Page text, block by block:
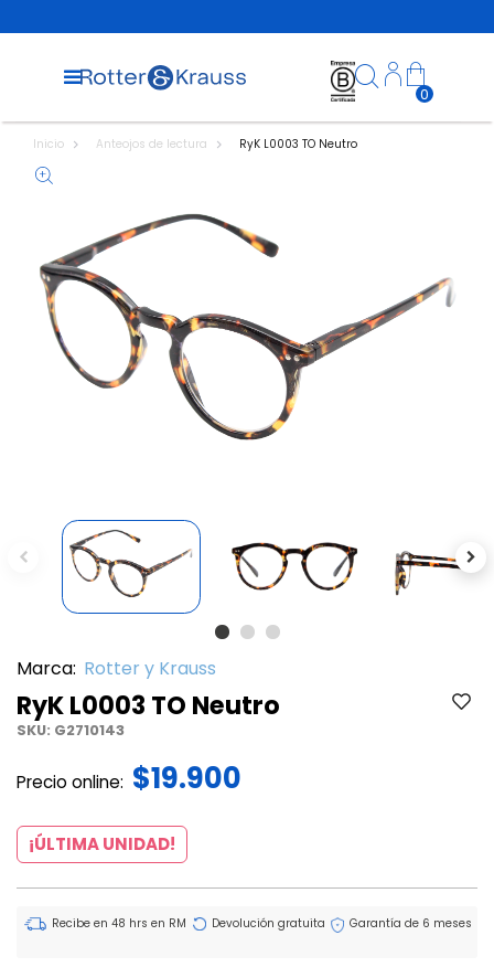
0
Inicio Anteojos de lectura RyK L0003 TO Neutro
Previous
Marca: Rotter y Krauss
RyK L0003 TO Neutro
SKU: G2710143
Precio online: $19.900
¡ÚLTIMA UNIDAD!
Recibe en 48 hrs en RM Devolución gratuita Garantía de 6 meses